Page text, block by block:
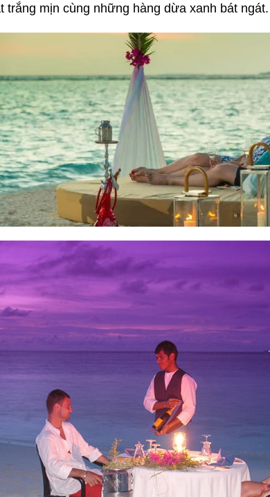
mịn cùng những hàng dừa xanh bát ngát.